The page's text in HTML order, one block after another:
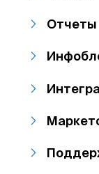
Отчеты